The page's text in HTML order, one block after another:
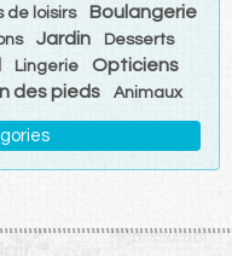
de loisirs
Boulangerie
Jardin Desserts
Lingerie Opticiens
des pieds Animaux